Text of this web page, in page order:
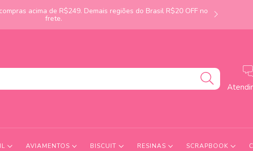
acima de R$249. Demais regiões do Brasil R$20 OFF no
frete.
AVIAMENTOS BISCUIT RESINAS SCRAPBOOK